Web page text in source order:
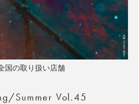
国の取り扱い店舗
Summer Vol.45